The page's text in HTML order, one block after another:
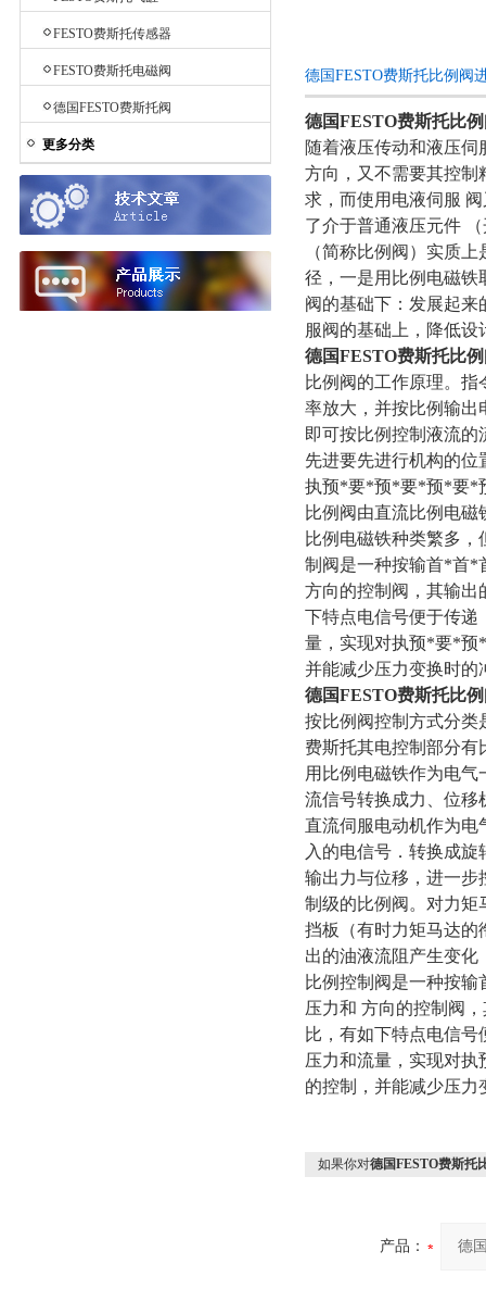
FESTO费斯托传感器
FESTO费斯托电磁阀
德国FESTO费斯托阀
更多分类
德国FESTO费斯托比例阀
德国FESTO费斯托比
随着液压传动和液压
方向，又不需要其控制
求，而使用电液伺服
了介于普通液压元件
（简称比例阀）实质
径，一是用比例电磁
阀的基础下：发展起
服阀的基础上，降低
德国FESTO费斯托比
比例阀的工作原理。
率放大，并按比例输出
即可按比例控制液流
先进要先进行机构的
执预*要*预*要*预*要*
比例阀由直流比例电
比例电磁铁种类繁多
制阀是一种按输首*首*
方向的控制阀，其输出
下特点电信号便于传递
量，实现对执预*要*预
并能减少压力变换时的
德国FESTO费斯托比
按比例阀控制方式分类
费斯托其电控制部分有
用比例电磁铁作为电
流信号转换成力、位移
直流伺服电动机作为
入的电信号．转换成
输出力与位移，进一步
制级的比例阀。对力
挡板（有时力矩马达的
出的油液流阻产生变化
比例控制阀是一种按
压力和 方向的控制阀
比，有如下特点电信
压力和流量，实现对
的控制，并能减少压力
如果你对德国FESTO费斯托
产品：